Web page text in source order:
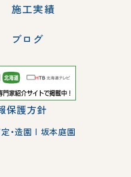
施工実績
ブログ
保護方針
・造園 | 坂本庭園